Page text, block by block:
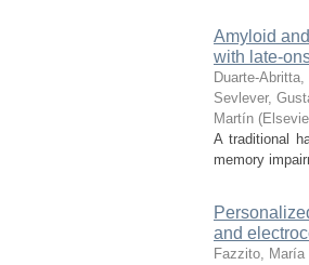
Amyloid
with late-
Duarte-Abritta,
Sevlever,
Martín (
A traditional
memory
and
Fazzito, María